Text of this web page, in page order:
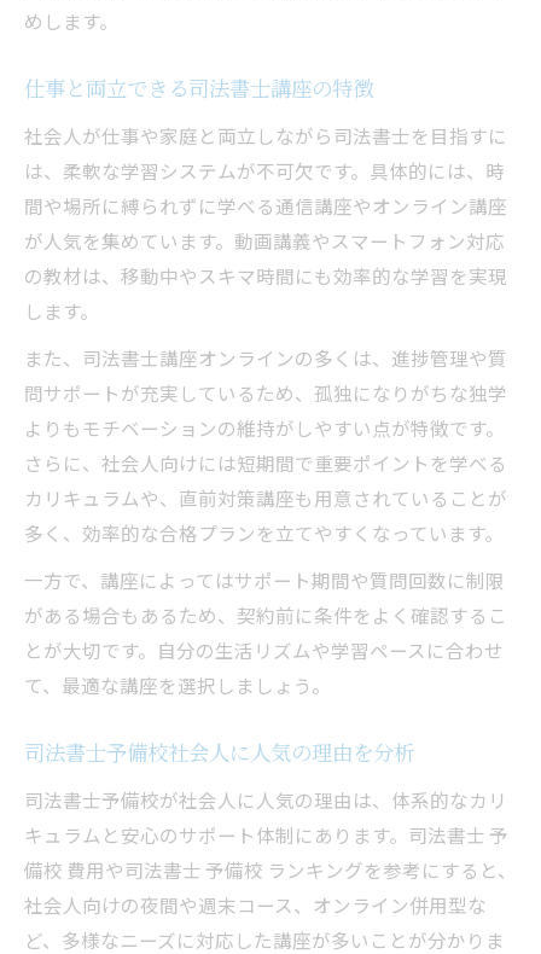
めします。
仕事と両立できる司法書士講座の特徴
社会人が仕事や家庭と両立しながら司法書士を目指すに
は、柔軟な学習システムが不可欠です。具体的には、時
間や場所に縛られずに学べる通信講座やオンライン講座
が人気を集めています。動画講義やスマートフォン対応
の教材は、移動中やスキマ時間にも効率的な学習を実現
します。
また、司法書士講座オンラインの多くは、進捗管理や質
問サポートが充実しているため、孤独になりがちな独学
よりもモチベーションの維持がしやすい点が特徴です。
さらに、社会人向けには短期間で重要ポイントを学べる
カリキュラムや、直前対策講座も用意されていることが
多く、効率的な合格プランを立てやすくなっています。
一方で、講座によってはサポート期間や質問回数に制限
がある場合もあるため、契約前に条件をよく確認するこ
とが大切です。自分の生活リズムや学習ペースに合わせ
て、最適な講座を選択しましょう。
司法書士予備校社会人に人気の理由を分析
司法書士予備校が社会人に人気の理由は、体系的なカリ
キュラムと安心のサポート体制にあります。司法書士 予
備校 費用や司法書士 予備校 ランキングを参考にすると、
社会人向けの夜間や週末コース、オンライン併用型な
ど、多様なニーズに対応した講座が多いことが分かりま